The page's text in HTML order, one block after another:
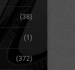
(38)
(1)
(372)